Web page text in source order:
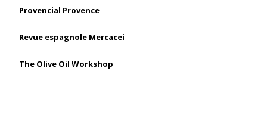
Provencial Provence
Revue espagnole Mercacei
The Olive Oil Workshop